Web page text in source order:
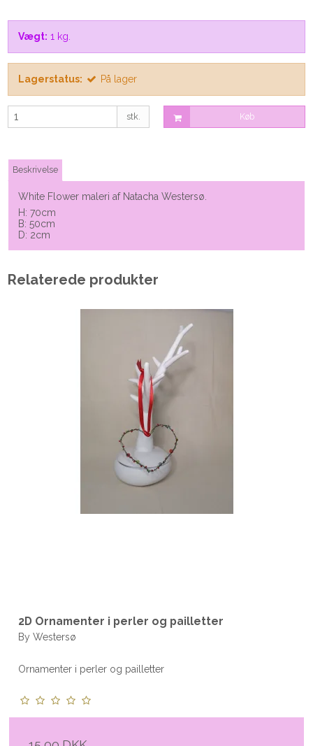
Vægt: 1 kg.
Lagerstatus: På lager
stk. Køb
Beskrivelse
White Flower maleri af Natacha Westersø.
H: 70cm
B: 50cm
D: 2cm
Relaterede produkter
2D Ornamenter i perler og pailletter
By Westersø
Ornamenter i perler og pailletter